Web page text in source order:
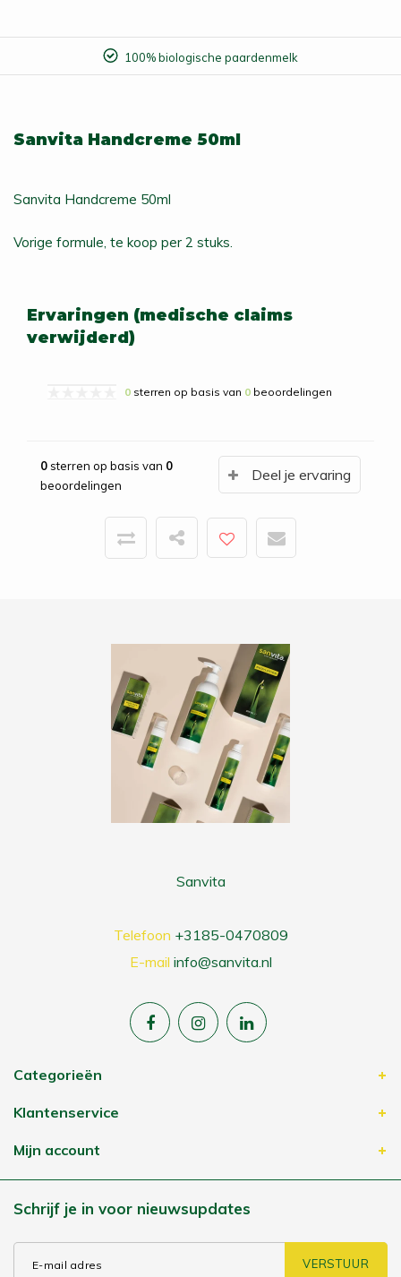
100% biologische paardenmelk
Sanvita Handcreme 50ml
Sanvita Handcreme 50ml
Vorige formule, te koop per 2 stuks.
Ervaringen (medische claims
verwijderd)
0sterren op basis van 0beoordelingen
0sterren op basis van 0
beoordelingen
Deel je ervaring
Sanvita
Telefoon +3185-0470809
E-mail info@sanvita.nl
Categorieën
Klantenservice
Mijn account
Schrijf je in voor nieuwsupdates
VERSTUUR